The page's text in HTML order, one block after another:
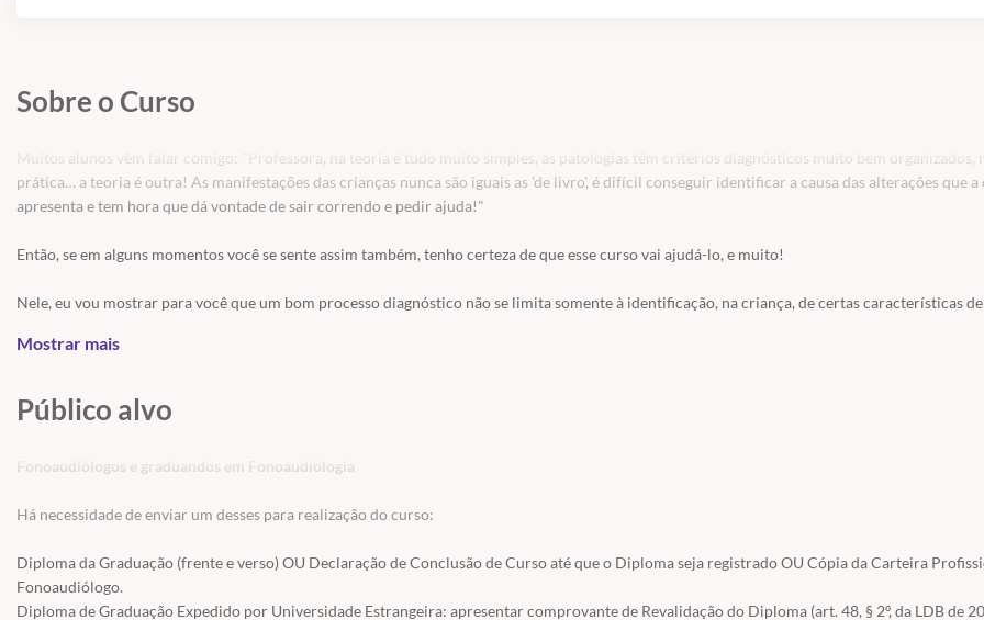
Sobre o Curso
Muitos alunos vêm falar comigo: "Professora, na teoria é tudo muito simples, as patologias têm critérios diagnósticos muito bem organizados,
prática… a teoria é outra! As manifestações das crianças nunca são iguais as 'de livro', é difícil conseguir identificar a causa das alterações que a
apresenta e tem hora que dá vontade de sair correndo e pedir ajuda!"
Então, se em alguns momentos você se sente assim também, tenho certeza de que esse curso vai ajudá-lo, e muito!
Nele, eu vou mostrar para você que um bom processo diagnóstico não se limita somente à identificação, na criança, de certas características
diante de você e de como ela estabelece as suas relações com as pessoas ao seu redor a partir das suas dificuldades e além delas. Isso porque,
alterações causam na vida da criança e de sua família, e não somente a partir de um determinado nome de patologia específica.
características de cada patologia. Afinal, sem esse conhecimento, nós não conseguimos sair do lugar. Além disso, vou mostrar para você o
diagnóstico na prática.
PROGRAMAÇÃO
Mostrar mais
Público alvo
Fonoaudiólogos e graduandos em Fonoaudiologia
Há necessidade de enviar um desses para realização do curso:
Diploma da Graduação (frente e verso) OU Declaração de Conclusão de Curso até que o Diploma seja registrado OU Cópia da Carteira
Fonoaudiólogo.
Diploma de Graduação Expedido por Universidade Estrangeira: apresentar comprovante de Revalidação do Diploma (art. 48, § 2º, da LDB de